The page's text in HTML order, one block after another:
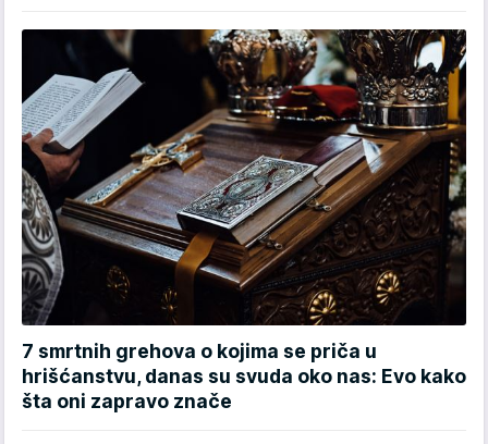
7 smrtnih grehova o kojima se priča u
hrišćanstvu, danas su svuda oko nas: Evo kako
šta oni zapravo znače